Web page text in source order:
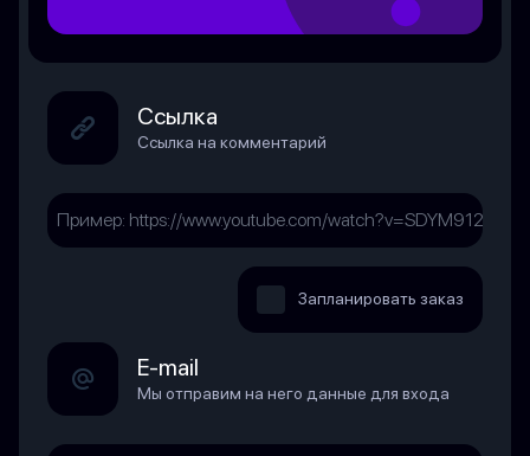
Ссылка
Ссылка на комментарий
Запланировать заказ
E-mail
Мы отправим на него данные для входа